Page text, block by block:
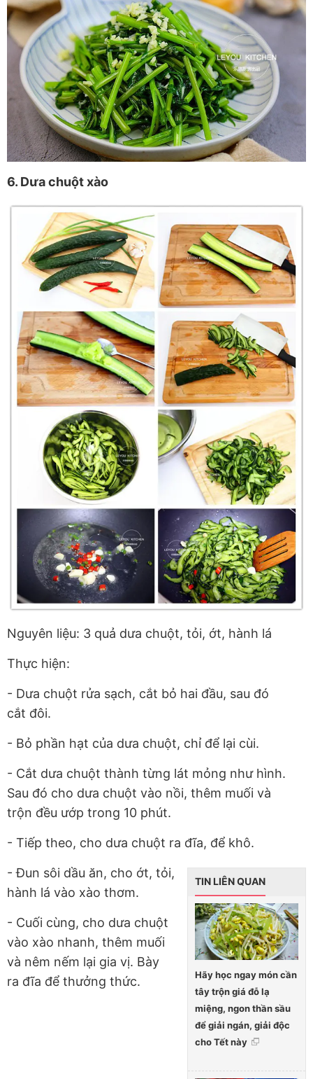
6. Dưa chuột xào
Nguyên liệu: 3 quả dưa chuột, tỏi, ớt, hành lá
Thực hiện:
- Dưa chuột rửa sạch, cắt bỏ hai đầu, sau đó
cắt đôi.
- Bỏ phần hạt của dưa chuột, chỉ để lại cùi.
- Cắt dưa chuột thành từng lát mỏng như hình.
Sau đó cho dưa chuột vào nồi, thêm muối và
trộn đều ướp trong 10 phút.
- Tiếp theo, cho dưa chuột ra đĩa, để khô.
TIN LIÊN QUAN
Hãy học ngay món cần
tây trộn giá đỗ lạ
miệng, ngon thần sầu
để giải ngán, giải độc
cho Tết này
- Đun sôi dầu ăn, cho ớt, tỏi,
hành lá vào xào thơm.
- Cuối cùng, cho dưa chuột
vào xào nhanh, thêm muối
và nêm nếm lại gia vị. Bày
ra đĩa để thưởng thức.